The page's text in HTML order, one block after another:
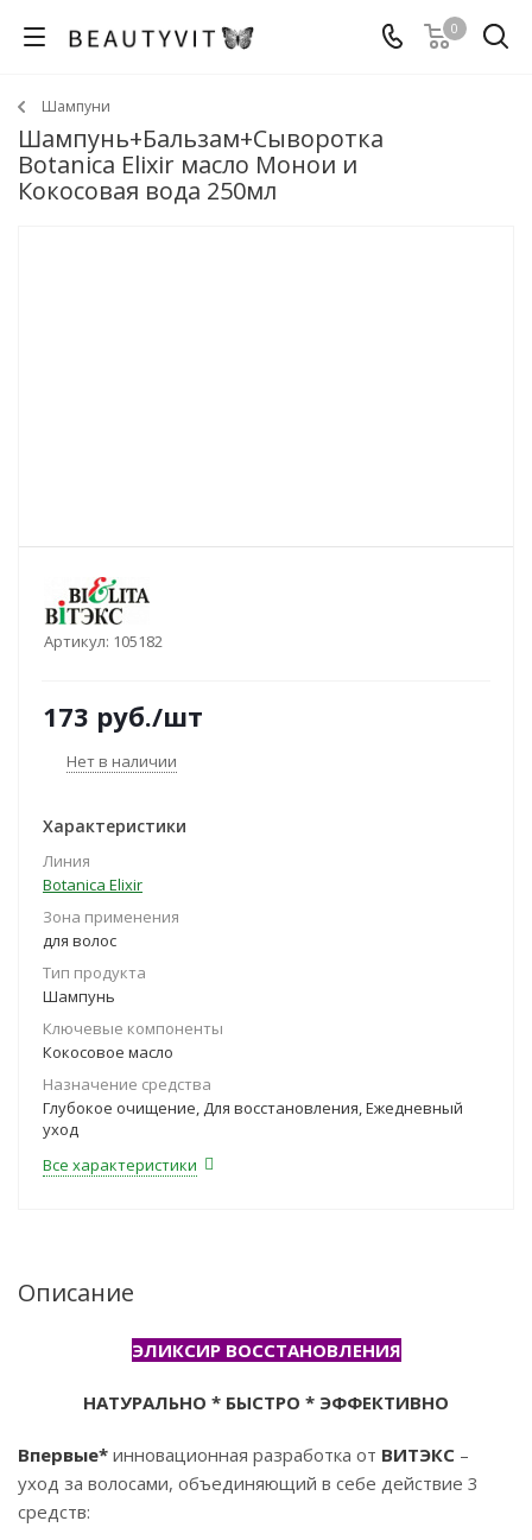
0
Шампуни
Шампунь+Бальзам+Сыворотка
Botanica Elixir масло Монои и
Кокосовая вода 250мл
Артикул: 105182
173 руб./шт
Нет в наличии
Характеристики
Линия
Botanica Elixir
Зона применения
для волос
Тип продукта
Шампунь
Ключевые компоненты
Кокосовое масло
Назначение средства
Глубокое очищение, Для восстановления, Ежедневный
уход
Все характеристики
Описание
ЭЛИКСИР ВОССТАНОВЛЕНИЯ
НАТУРАЛЬНО * БЫСТРО * ЭФФЕКТИВНО
Впервые* инновационная разработка от ВИТЭКС –
уход за волосами, объединяющий в себе действие 3
средств: